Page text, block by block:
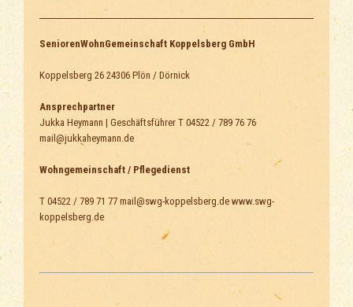
SeniorenWohnGemeinschaft Koppelsberg GmbH
Koppelsberg 26 24306 Plön / Dörnick
Ansprechpartner
Jukka Heymann | Geschäftsführer T 04522 / 789 76 76
mail@jukkaheymann.de
Wohngemeinschaft / Pflegedienst
T 04522 / 789 71 77 mail@swg-koppelsberg.de www.swg-
koppelsberg.de